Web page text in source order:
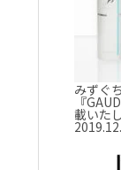
みずぐ
『
載いた